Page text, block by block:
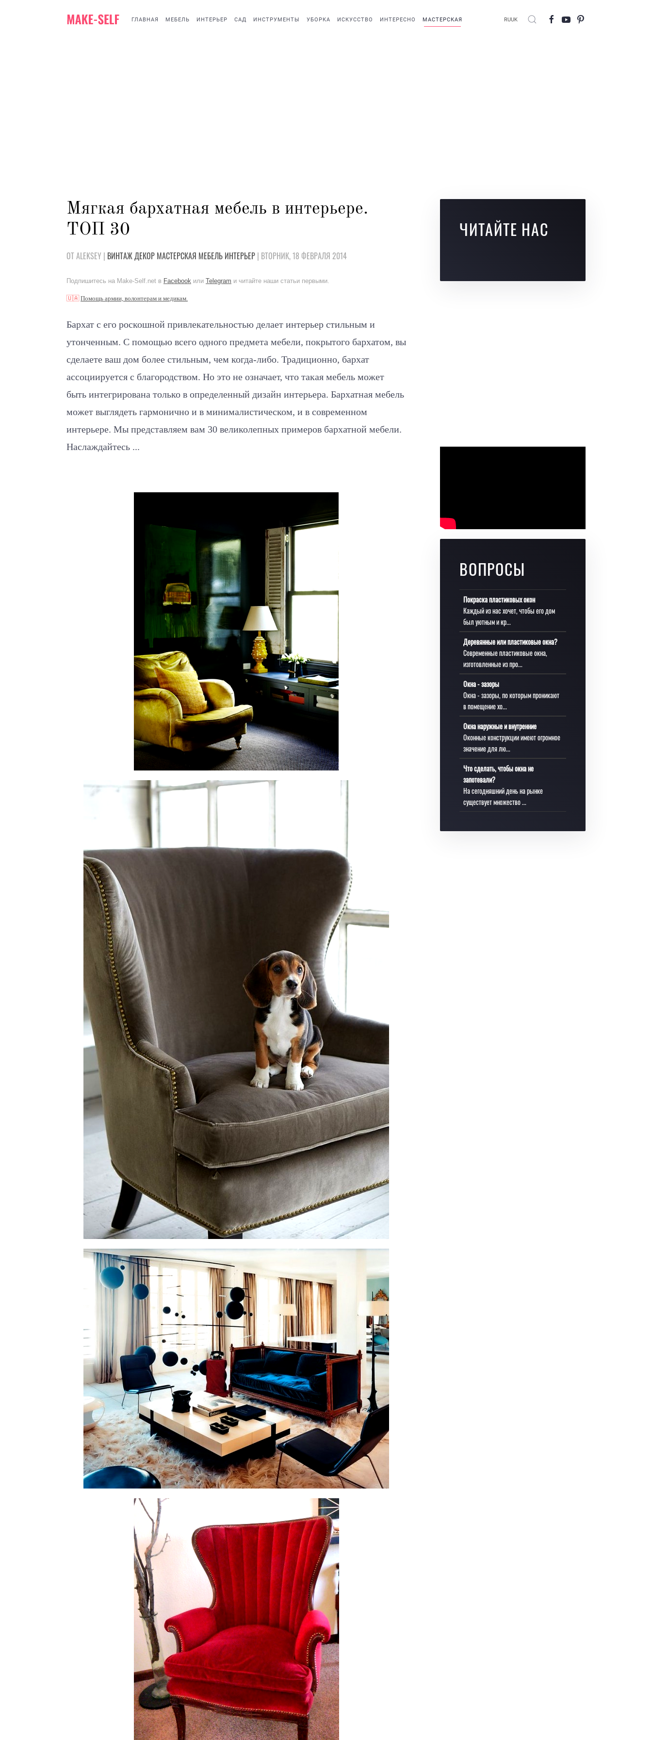
ГЛАВНАЯ МЕБЕЛЬ ИНТЕРЬЕР САД ИНСТРУМЕНТЫ УБОРКА ИСКУССТВО ИНТЕРЕСНО МАСТЕРСКАЯ RUUK
Мягкая бархатная мебель в интерьере.
ТОП 30
ОТ ALEKSEY | ВИНТАЖДЕКОР МАСТЕРСКАЯ МЕБЕЛЬ ИНТЕРЬЕР | ВТОРНИК, 18 ФЕВРАЛЯ 2014
Подпишитесь на Make-Self.net в Facebook или Telegram и читайте наши статьи первыми.
🇺🇦Помощь армии, волонтерам и медикам.
Бархат с его роскошной привлекательностью делает интерьер стильным и
утонченным. С помощью всего одного предмета мебели, покрытого бархатом, вы
сделаете ваш дом более стильным, чем когда-либо. Традиционно, бархат
ассоциируется с благородством. Но это не означает, что такая мебель может
быть интегрирована только в определенный дизайн интерьера. Бархатная мебель
может выглядеть гармонично и в минималистическом, и в современном
интерьере. Мы представляем вам 30 великолепных примеров бархатной мебели.
Наслаждайтесь ...
ЧИТАЙТЕ НАС
ВОПРОСЫ
Покраска пластиковых окон
Каждый из нас хочет, чтобы его дом
был уютным и кр...
Деревянные или пластиковые окна?
Современные пластиковые окна,
изготовленные из про...
Окна - зазоры
Окна - зазоры, по которым проникают
в помещение хо...
Окна наружные и внутренние
Оконные конструкции имеют огромное
значение для лю...
Что сделать, чтобы окна не
запотевали?
На сегодняшний день на рынке
существует множество ...